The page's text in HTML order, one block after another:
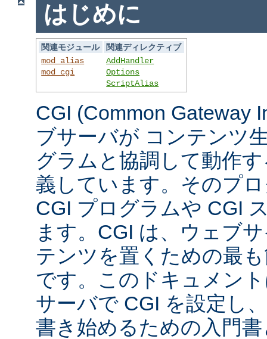
はじめに
関連モジュール
関連ディレクティブ
mod_alias
mod_cgi
AddHandler
Options
ScriptAlias
CGI (Common Gateway
ブサーバが コンテンツ
グラムと協調して動作
義しています。そのプ
CGI プログラムや CGI
ます。CGI は、ウェブ
テンツを置くための最
です。このドキュメン
サーバで CGI を設定し
書き始めるための入門